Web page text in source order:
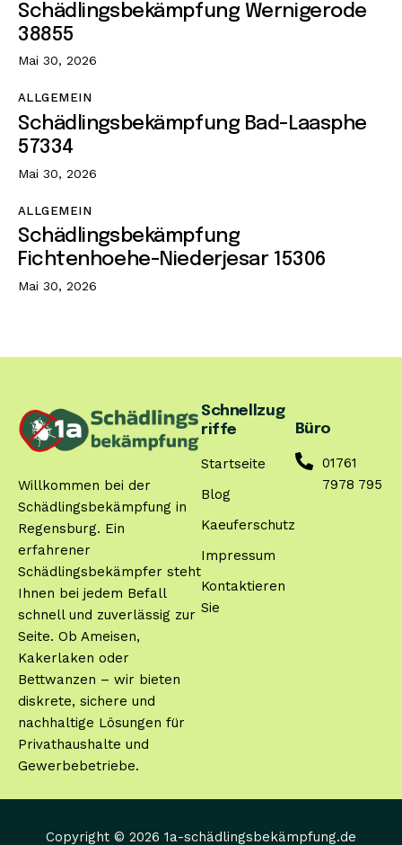
Schädlingsbekämpfung Wernigerode
38855
Mai 30, 2026
ALLGEMEIN
Schädlingsbekämpfung Bad-Laasphe
57334
Mai 30, 2026
ALLGEMEIN
Schädlingsbekämpfung
Fichtenhoehe-Niederjesar 15306
Mai 30, 2026
Willkommen bei der
Schädlingsbekämpfung in
Regensburg. Ein
erfahrener
Schädlingsbekämpfer steht
Ihnen bei jedem Befall
schnell und zuverlässig zur
Seite. Ob Ameisen,
Kakerlaken oder
Bettwanzen – wir bieten
diskrete, sichere und
nachhaltige Lösungen für
Privathaushalte und
Gewerbebetriebe.
Schnellzug
riffe
Startseite
Blog
Kaeuferschutz
Impressum
Kontaktieren
Sie
Büro
01761
7978 795
Copyright © 2026 1a-schädlingsbekämpfung.de